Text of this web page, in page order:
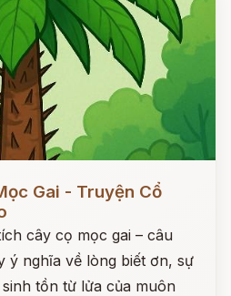
Gai - Truyện Cổ
cây cọ mọc gai – câu
ý nghĩa về lòng biết ơn, sự
tồn từ lửa của muôn